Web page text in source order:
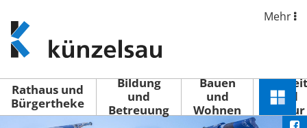
www.kuenzelsau.de
(zur
Startseite)
Mehr
Rathaus und
Bürgertheke
Bildung
und
Betreuung
Bauen
und
Wohnen
Freizeit
und
Kultur
Menü